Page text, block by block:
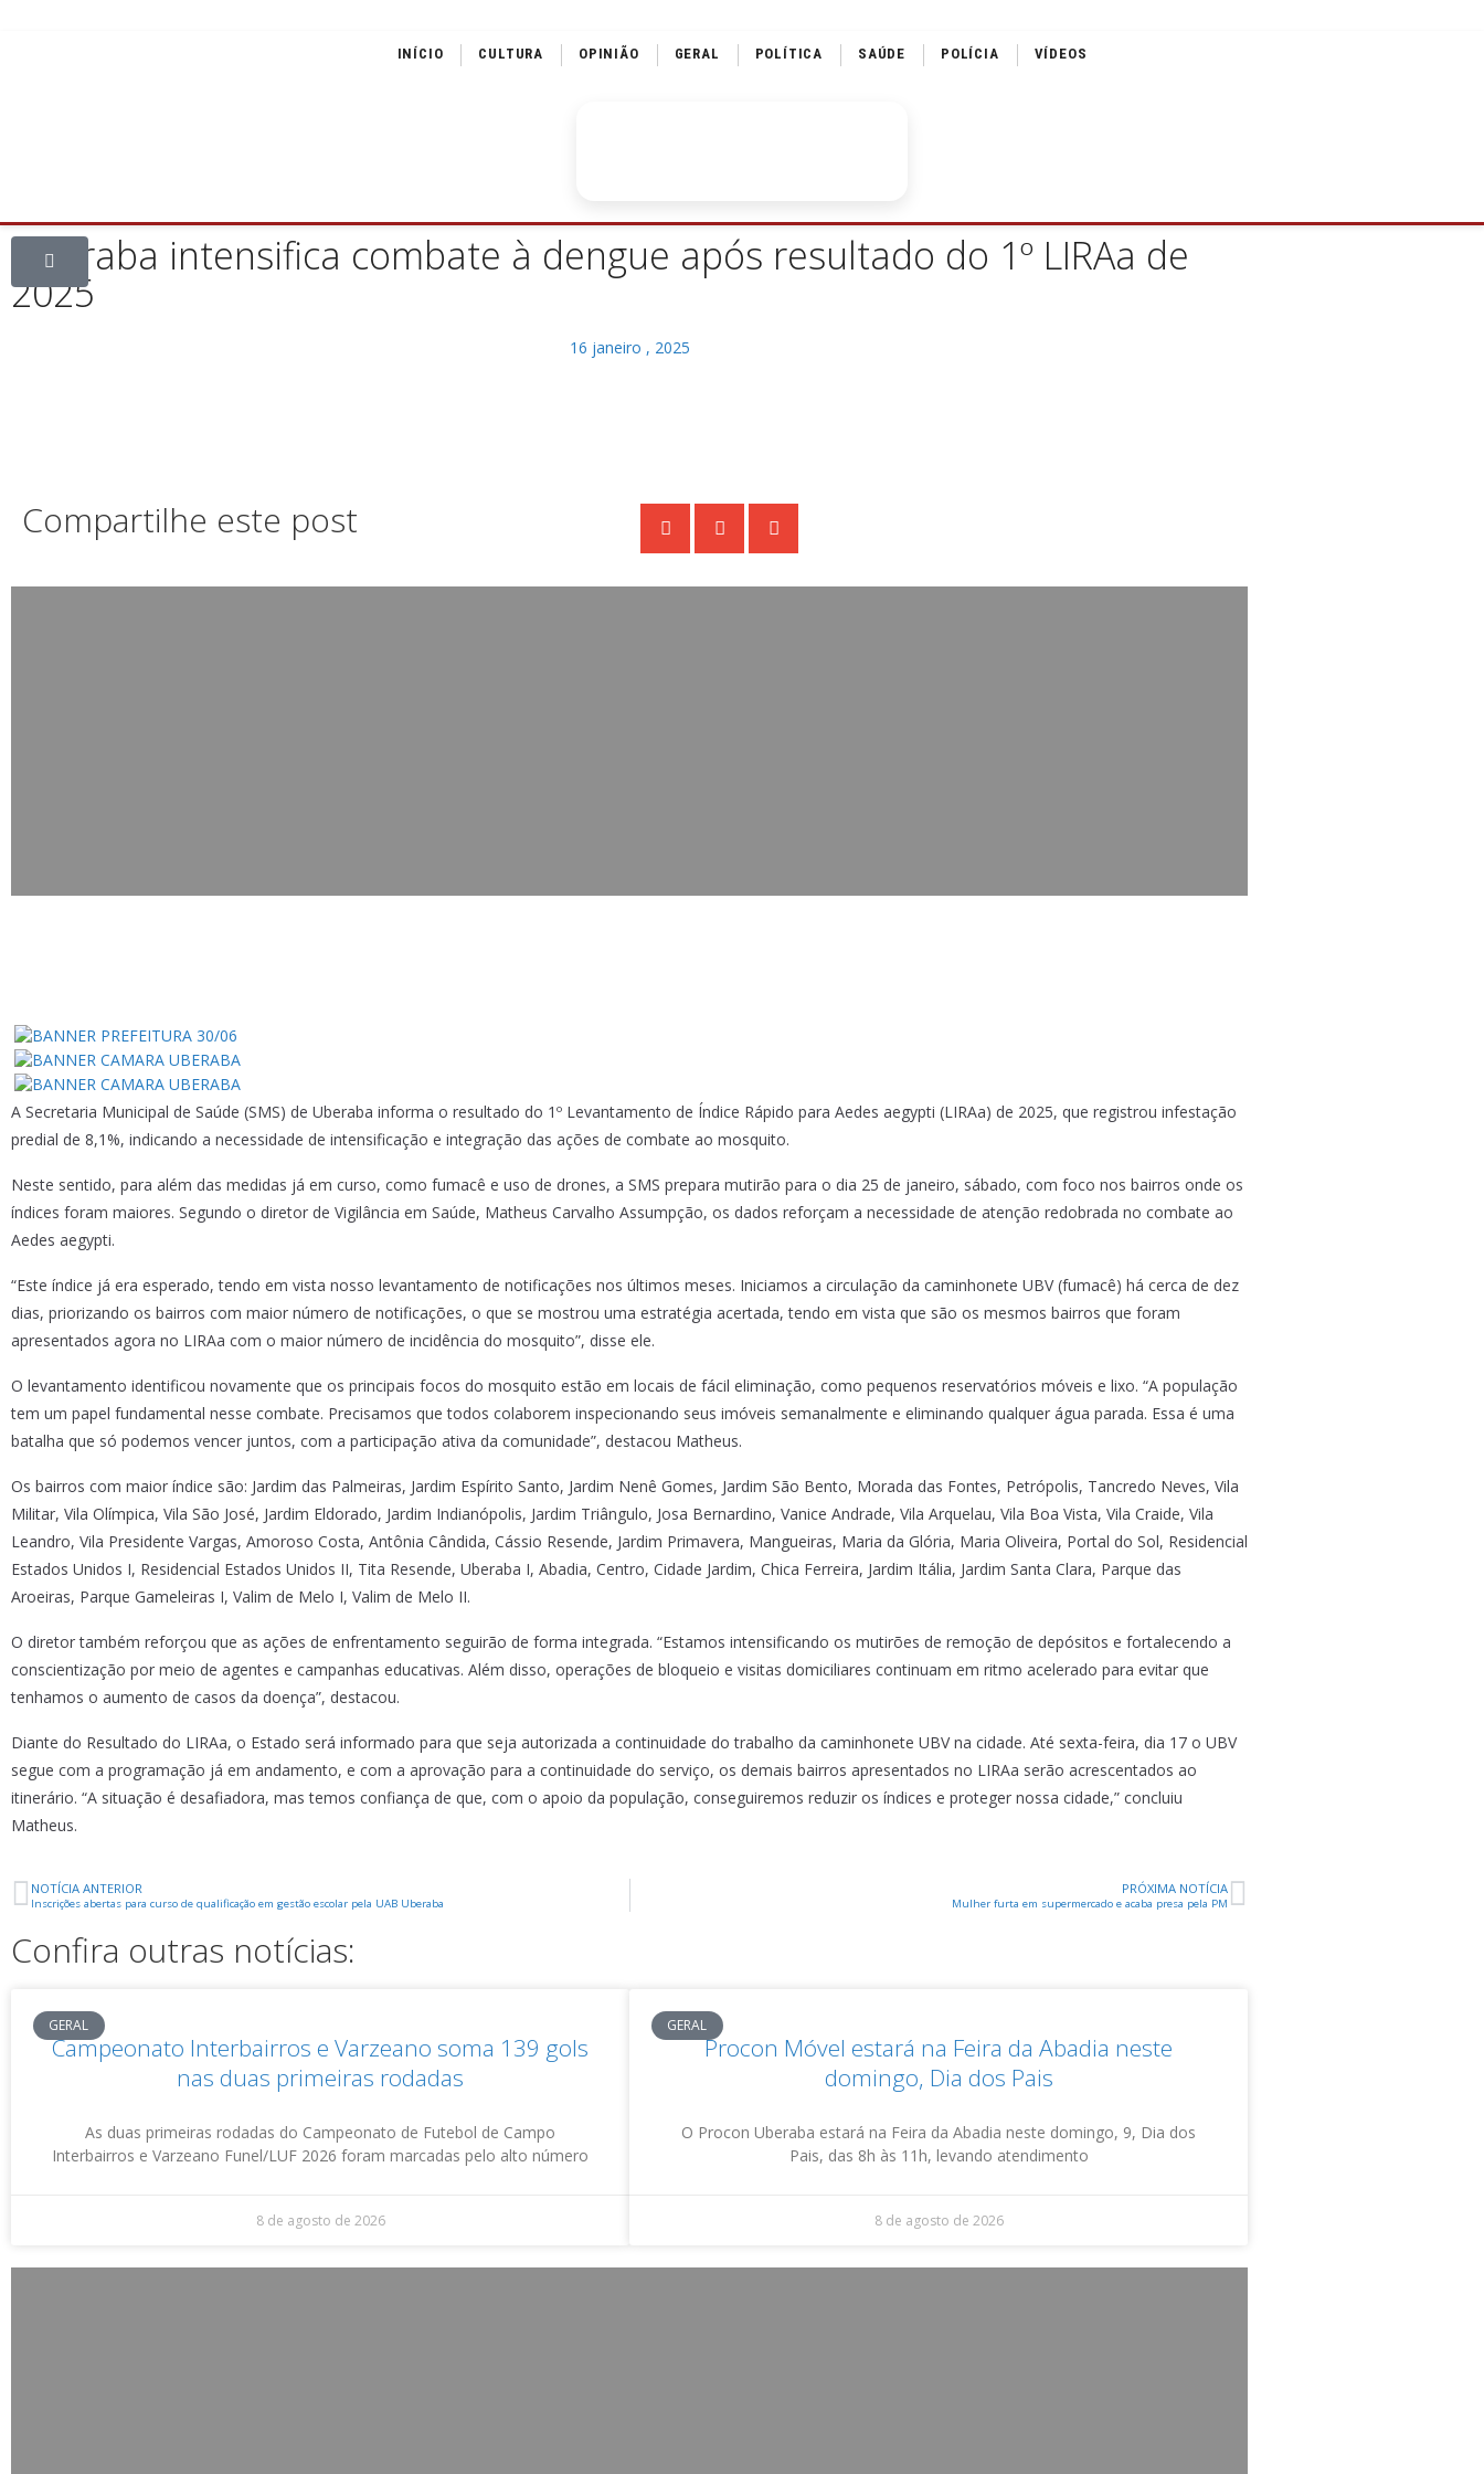
INÍCIO CULTURA OPINIÃO GERAL POLÍTICA SAÚDE POLÍCIA VÍDEOS
Uberaba intensifica combate à dengue após resultado do 1º LIRAa de
2025
16 janeiro , 2025
Compartilhe este post
A Secretaria Municipal de Saúde (SMS) de Uberaba informa o resultado do 1º Levantamento de Índice Rápido para Aedes aegypti (LIRAa) de 2025, que registrou infestação
predial de 8,1%, indicando a necessidade de intensificação e integração das ações de combate ao mosquito.
Neste sentido, para além das medidas já em curso, como fumacê e uso de drones, a SMS prepara mutirão para o dia 25 de janeiro, sábado, com foco nos bairros onde os
índices foram maiores. Segundo o diretor de Vigilância em Saúde, Matheus Carvalho Assumpção, os dados reforçam a necessidade de atenção redobrada no combate ao
Aedes aegypti.
“Este índice já era esperado, tendo em vista nosso levantamento de notificações nos últimos meses. Iniciamos a circulação da caminhonete UBV (fumacê) há cerca de dez
dias, priorizando os bairros com maior número de notificações, o que se mostrou uma estratégia acertada, tendo em vista que são os mesmos bairros que foram
apresentados agora no LIRAa com o maior número de incidência do mosquito”, disse ele.
O levantamento identificou novamente que os principais focos do mosquito estão em locais de fácil eliminação, como pequenos reservatórios móveis e lixo. “A população
tem um papel fundamental nesse combate. Precisamos que todos colaborem inspecionando seus imóveis semanalmente e eliminando qualquer água parada. Essa é uma
batalha que só podemos vencer juntos, com a participação ativa da comunidade”, destacou Matheus.
Os bairros com maior índice são: Jardim das Palmeiras, Jardim Espírito Santo, Jardim Nenê Gomes, Jardim São Bento, Morada das Fontes, Petrópolis, Tancredo Neves, Vila
Militar, Vila Olímpica, Vila São José, Jardim Eldorado, Jardim Indianópolis, Jardim Triângulo, Josa Bernardino, Vanice Andrade, Vila Arquelau, Vila Boa Vista, Vila Craide, Vila
Leandro, Vila Presidente Vargas, Amoroso Costa, Antônia Cândida, Cássio Resende, Jardim Primavera, Mangueiras, Maria da Glória, Maria Oliveira, Portal do Sol, Residencial
Estados Unidos I, Residencial Estados Unidos II, Tita Resende, Uberaba I, Abadia, Centro, Cidade Jardim, Chica Ferreira, Jardim Itália, Jardim Santa Clara, Parque das
Aroeiras, Parque Gameleiras I, Valim de Melo I, Valim de Melo II.
O diretor também reforçou que as ações de enfrentamento seguirão de forma integrada. “Estamos intensificando os mutirões de remoção de depósitos e fortalecendo a
conscientização por meio de agentes e campanhas educativas. Além disso, operações de bloqueio e visitas domiciliares continuam em ritmo acelerado para evitar que
tenhamos o aumento de casos da doença”, destacou.
Diante do Resultado do LIRAa, o Estado será informado para que seja autorizada a continuidade do trabalho da caminhonete UBV na cidade. Até sexta-feira, dia 17 o UBV
segue com a programação já em andamento, e com a aprovação para a continuidade do serviço, os demais bairros apresentados no LIRAa serão acrescentados ao
itinerário. “A situação é desafiadora, mas temos confiança de que, com o apoio da população, conseguiremos reduzir os índices e proteger nossa cidade,” concluiu
Matheus.
NOTÍCIA ANTERIOR
Inscrições abertas para curso de qualificação em gestão escolar pela UAB Uberaba
PRÓXIMA NOTÍCIA
Mulher furta em supermercado e acaba presa pela PM
Confira outras notícias:
GERAL
Campeonato Interbairros e Varzeano soma 139 gols
nas duas primeiras rodadas
As duas primeiras rodadas do Campeonato de Futebol de Campo
Interbairros e Varzeano Funel/LUF 2026 foram marcadas pelo alto número
8 de agosto de 2026
GERAL
Procon Móvel estará na Feira da Abadia neste
domingo, Dia dos Pais
O Procon Uberaba estará na Feira da Abadia neste domingo, 9, Dia dos
Pais, das 8h às 11h, levando atendimento
8 de agosto de 2026